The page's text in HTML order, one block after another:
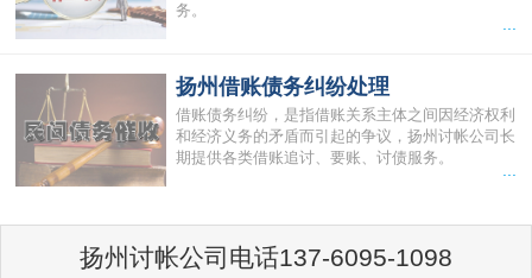
务。
扬州借账债务纠纷处理
借账债务纠纷，是指借账关系主体之间因经济权利
和经济义务的矛盾而引起的争议，扬州讨帐公司长
期提供各类借账追讨、要账、讨债服务。
...
扬州讨帐公司电话137-6095-1098